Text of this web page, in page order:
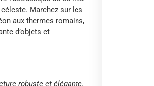
Marchez sur les
aux thermes romains,
d’objets et
robuste et élégante.